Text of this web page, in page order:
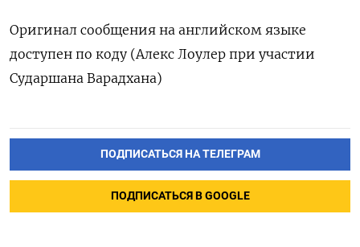
Оригинал сообщения на английском языке
доступен по коду (Алекс Лоулер при участии
Сударшана Варадхана)
ПОДПИСАТЬСЯ НА ТЕЛЕГРАМ
ПОДПИСАТЬСЯ В GOOGLE